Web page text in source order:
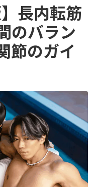
長内転筋
のバラン
節のガイ